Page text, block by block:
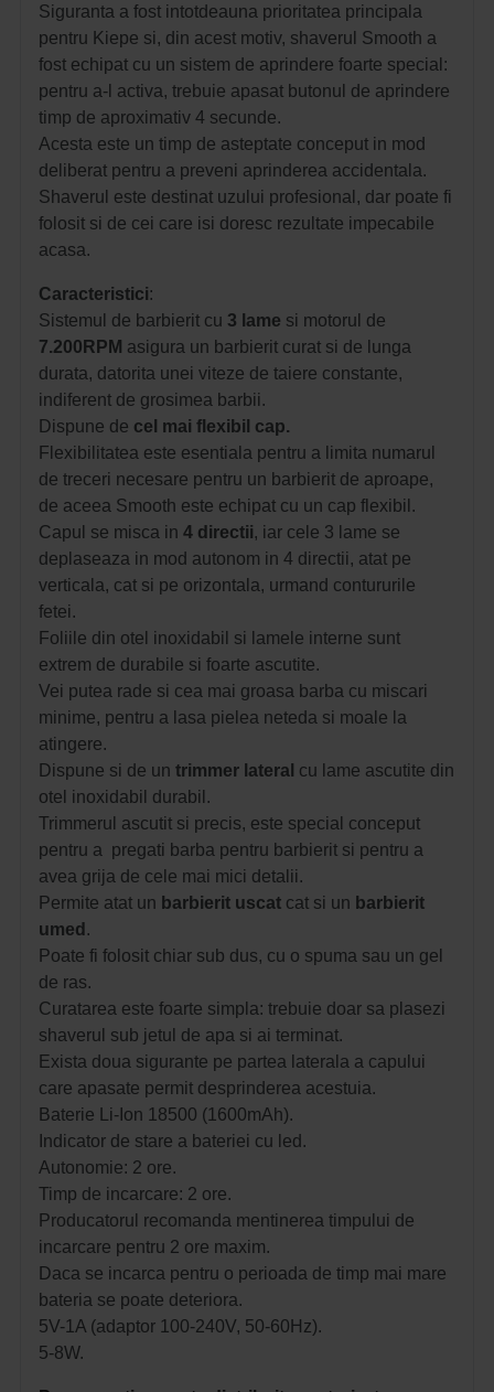
Siguranta a fost intotdeauna prioritatea principala
pentru Kiepe si, din acest motiv, shaverul Smooth a
fost echipat cu un sistem de aprindere foarte special:
pentru a-l activa, trebuie apasat butonul de aprindere
timp de aproximativ 4 secunde.
Acesta este un timp de asteptate conceput in mod
deliberat pentru a preveni aprinderea accidentala.
Shaverul este destinat uzului profesional, dar poate fi
folosit si de cei care isi doresc rezultate impecabile
acasa.
Caracteristici:
Sistemul de barbierit cu 3 lame si motorul de
7.200RPM asigura un barbierit curat si de lunga
durata, datorita unei viteze de taiere constante,
indiferent de grosimea barbii.
Dispune de cel mai flexibil cap.
Flexibilitatea este esentiala pentru a limita numarul
de treceri necesare pentru un barbierit de aproape,
de aceea Smooth este echipat cu un cap flexibil.
Capul se misca in 4 directii, iar cele 3 lame se
deplaseaza in mod autonom in 4 directii, atat pe
verticala, cat si pe orizontala, urmand contururile
fetei.
Foliile din otel inoxidabil si lamele interne sunt
extrem de durabile si foarte ascutite.
Vei putea rade si cea mai groasa barba cu miscari
minime, pentru a lasa pielea neteda si moale la
atingere.
Dispune si de un trimmer lateral cu lame ascutite din
otel inoxidabil durabil.
Trimmerul ascutit si precis, este special conceput
pentru a pregati barba pentru barbierit si pentru a
avea grija de cele mai mici detalii.
Permite atat un barbierit uscat cat si un barbierit
umed .
Poate fi folosit chiar sub dus, cu o spuma sau un gel
de ras.
Curatarea este foarte simpla: trebuie doar sa plasezi
shaverul sub jetul de apa si ai terminat.
Exista doua sigurante pe partea laterala a capului
care apasate permit desprinderea acestuia.
Baterie Li-Ion 18500 (1600mAh).
Indicator de stare a bateriei cu led.
Autonomie: 2 ore.
Timp de incarcare: 2 ore.
Producatorul recomanda mentinerea timpului de
incarcare pentru 2 ore maxim.
Daca se incarca pentru o perioada de timp mai mare
bateria se poate deteriora.
5V-1A (adaptor 100-240V, 50-60Hz).
5-8W.